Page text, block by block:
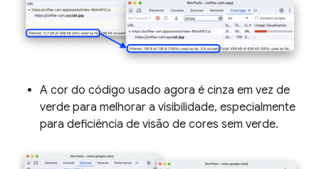
A cor do código usado agora é cinza em vez de
verde para melhorar a visibilidade, especialmente
para deficiência de visão de cores sem verde.